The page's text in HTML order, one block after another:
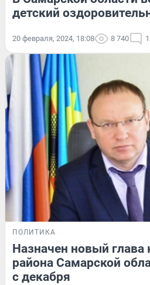
детский
20 февраля, 2024, 18:08 8 740
ПОЛИТИКА
Назначен новый глава
района Самарской
с декабря